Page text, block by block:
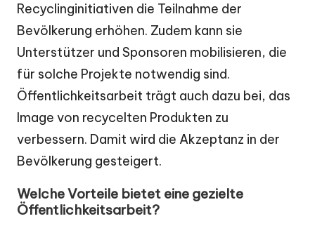
Recyclinginitiativen die Teilnahme der
Bevölkerung erhöhen. Zudem kann sie
Unterstützer und Sponsoren mobilisieren, die
für solche Projekte notwendig sind.
Öffentlichkeitsarbeit trägt auch dazu bei, das
Image von recycelten Produkten zu
verbessern. Damit wird die Akzeptanz in der
Bevölkerung gesteigert.
Welche Vorteile bietet eine gezielte
Öffentlichkeitsarbeit?